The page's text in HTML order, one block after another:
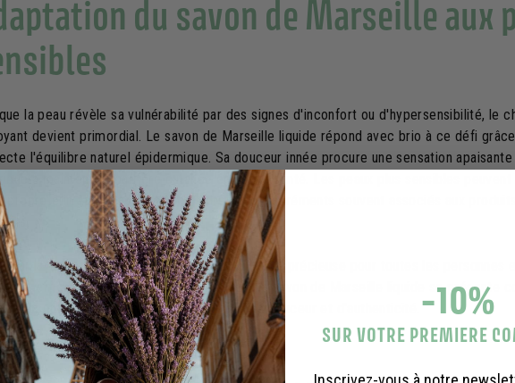
du savon de Marseille aux
la peau révèle sa vulnérabilité par des signes d'inconfort ou d'hypersensibilité, le
devient primordial. Le savon de Marseille liquide répond avec brio à ce défi
l'équilibre naturel épidermique. Sa douceur innée procure une sensation
à maintenir la barrière cutanée en bonne santé. Les peaux plus sensibles peuvent
propreté irréprochable sans craindre les désagréments souvent associés aux produits
lavant ancestral offre donc une alternative précieuse pour toutes les personnes
efficace mais non invasif. En somme, le savon de Marseille liquide se présente
baumepour les épidermes assoiffés de douceur et d'authenticité. -10%
SUR VOTRE PREMIERE